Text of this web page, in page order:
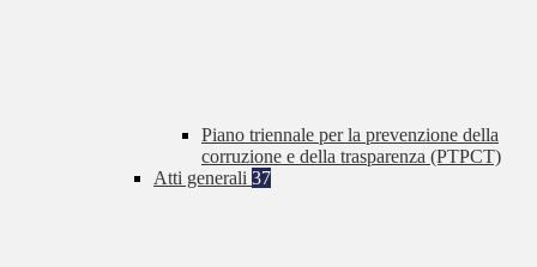
Piano triennale per la prevenzione della
corruzione e della trasparenza (PTPCT)
Atti generali 37